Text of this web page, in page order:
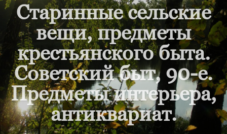
Старинные сельские
вещи, предметы
крестьянского быта.
Советский быт, 90-е.
Предметы интерьера,
антиквариат.